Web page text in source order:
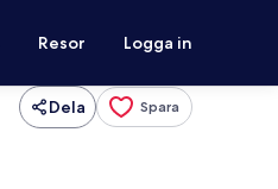
Resor Logga in
Dela Spara